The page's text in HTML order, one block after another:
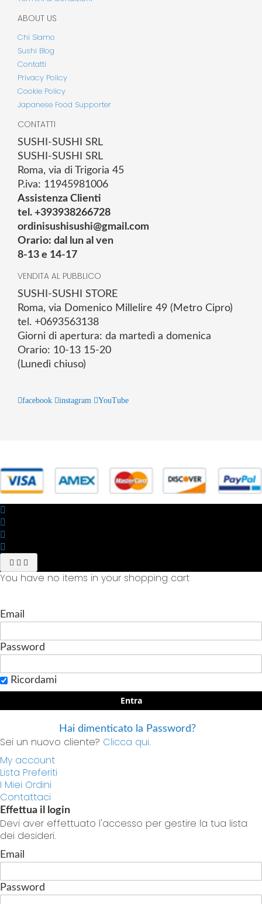
ABOUT US
Chi Siamo
Sushi Blog
Contatti
Privacy Policy
Cookie Policy
Japanese Food Supporter
CONTATTI
SUSHI-SUSHI SRL
SUSHI-SUSHI SRL
Roma, via di Trigoria 45
P.iva: 11945981006
Assistenza Clienti
tel. +393938266728
ordinisushisushi@gmail.com
Orario: dal lun al ven
8-13 e 14-17
VENDITA AL PUBBLICO
SUSHI-SUSHI STORE
Roma, via Domenico Millelire 49 (Metro Cipro)
tel. +0693563138
Giorni di apertura: da martedì a domenica
Orario: 10-13 15-20
(Lunedì chiuso)
facebook instagram YouTube
You have no items in your shopping cart
Email
Password
Ricordami
Entra
Hai dimenticato la Password?
Sei un nuovo cliente? Clicca qui.
My account
Lista Preferiti
I Miei Ordini
Contattaci
Effettua il login
Devi aver effettuato l'accesso per gestire la tua lista
dei desideri.
Email
Password